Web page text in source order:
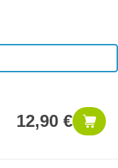
12,90 €